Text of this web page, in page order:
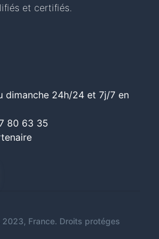
et certifiés.
dimanche 24h/24 et 7j/7 en
80 63 35
2023, France. Droits protéges